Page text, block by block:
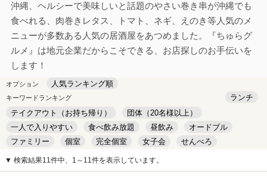
沖縄、ヘルシーで美味しいと話題のやさい巻き串が沖縄でも
食べれる、肉巻きレタス、トマト、ネギ、えのき等人気のメ
ニューが多数ある人気の居酒屋をあつめました。『ちゅらグ
ルメ』は地元企業だからこそできる、お店探しのお手伝いを
します！
オプション 人気ランキング順
キーワードランキング
ランチ
テイクアウト（お持ち帰り）
団体（20名様以上）
一人で入りやすい
食べ飲み放題 昼飲み
オードブル
ファミリー
個室 完全個室 女子会
せんべろ
キッズルーム
安い デート
▼ 検索結果11件中、1～11件を表示しています。